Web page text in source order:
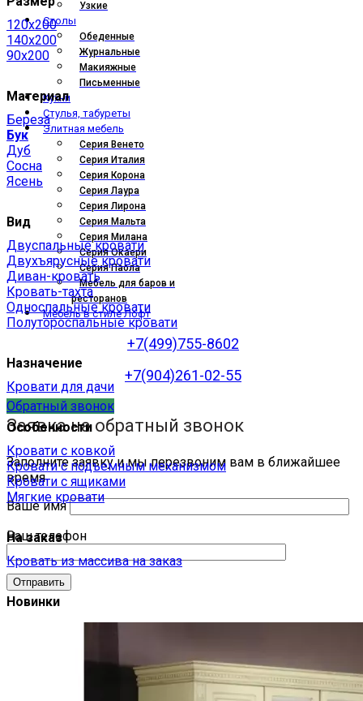
Узкие
Столы
Обеденные
Журнальные
Макияжные
Письменные
Кухни
Стулья, табуреты
Элитная мебель
Серия Венето
Серия Италия
Серия Корона
Серия Лаура
Серия Лирона
Серия Мальта
Серия Милана
Серия Окаери
Серия Паола
Мебель для баров и
ресторанов
Мебель в стиле Лофт
+7(499)755-8602
+7(904)261-02-55
Обратный звонок
Заявка на обратный звонок
Заполните заявку и мы перезвоним вам в ближайшее
время
Ваше имя
Ваш телефон
120x200
140x200
90x200
Материал
Береза
Бук
Дуб
Сосна
Ясень
Вид
Двуспальные кровати
Двухъярусные кровати
Диван-кровать
Кровать-тахта
Односпальные кровати
Полутороспальные кровати
Назначение
Кровати для дачи
Особенности
Кровати с ковкой
Кровати с подъемным механизмом
Кровати с ящиками
Мягкие кровати
На заказ
Кровать из массива на заказ
Новинки